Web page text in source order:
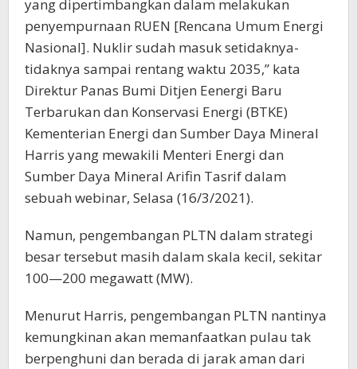
yang dipertimbangkan dalam melakukan
penyempurnaan RUEN [Rencana Umum Energi
Nasional]. Nuklir sudah masuk setidaknya-
tidaknya sampai rentang waktu 2035,” kata
Direktur Panas Bumi Ditjen Eenergi Baru
Terbarukan dan Konservasi Energi (BTKE)
Kementerian Energi dan Sumber Daya Mineral
Harris yang mewakili Menteri Energi dan
Sumber Daya Mineral Arifin Tasrif dalam
sebuah webinar, Selasa (16/3/2021).
Namun, pengembangan PLTN dalam strategi
besar tersebut masih dalam skala kecil, sekitar
100—200 megawatt (MW).
Menurut Harris, pengembangan PLTN nantinya
kemungkinan akan memanfaatkan pulau tak
berpenghuni dan berada di jarak aman dari